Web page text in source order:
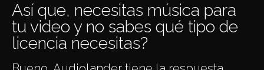
Así que, necesitas música para
tu video y no sabes qué tipo de
licencia necesitas?